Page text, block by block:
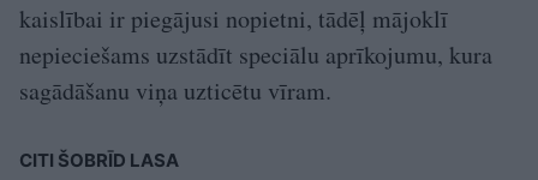
kaislībai ir piegājusi nopietni, tādēļ mājoklī
nepieciešams uzstādīt speciālu aprīkojumu, kura
sagādāšanu viņa uzticētu vīram.
CITI ŠOBRĪD LASA